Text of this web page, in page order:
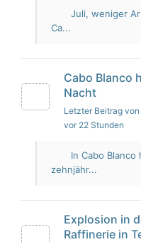
Juli, weniger
Ca...
Cabo Blanco
Nacht
Letzter Beitrag
vor 22 Stunden
In Cabo
zehnjähr...
Explosion in
Raffinerie in